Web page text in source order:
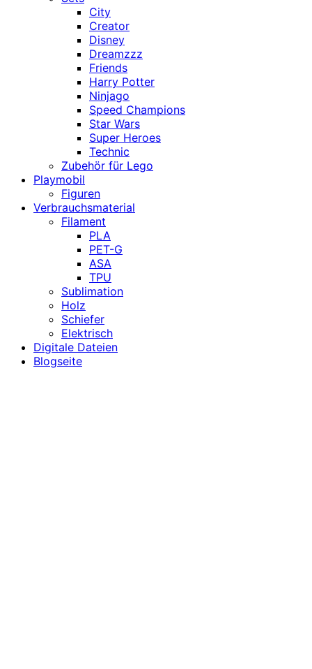
City
Creator
Disney
Dreamzzz
Friends
Harry Potter
Ninjago
Speed Champions
Star Wars
Super Heroes
Technic
Zubehör für Lego
Playmobil
Figuren
Verbrauchsmaterial
Filament
PLA
PET-G
ASA
TPU
Sublimation
Holz
Schiefer
Elektrisch
Digitale Dateien
Blogseite